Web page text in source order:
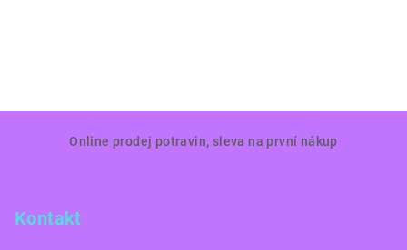
Online prodej potravin, sleva na první nákup
Kontakt